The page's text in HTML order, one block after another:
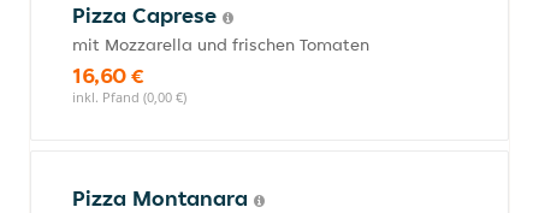
Pizza Caprese
mit Mozzarella und frischen Tomaten
16,60 €
inkl. Pfand (0,00 €)
Pizza Montanara